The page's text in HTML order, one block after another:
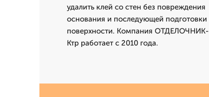
удалить клей со стен без повреждения
основания и последующей подготовки
поверхности. Компания ОТДЕЛОЧНИК-
Ктр работает с 2010 года.